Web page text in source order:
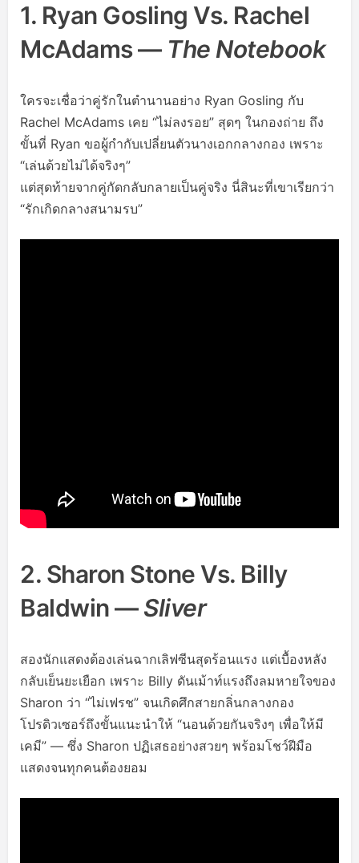
1. Ryan Gosling Vs. Rachel
McAdams — The Notebook
ใครจะเชื่อว่าคู่รักในตำนานอย่าง Ryan Gosling กับ
Rachel McAdams เคย “ไม่ลงรอย” สุดๆ ในกองถ่าย ถึง
ขั้นที่ Ryan ขอผู้กำกับเปลี่ยนตัวนางเอกกลางกอง เพราะ
“เล่นด้วยไม่ได้จริงๆ”
แต่สุดท้ายจากคู่กัดกลับกลายเป็นคู่จริง นี่สินะที่เขาเรียกว่า
“รักเกิดกลางสนามรบ”
2. Sharon Stone Vs. Billy
Baldwin —Sliver
สองนักแสดงต้องเล่นฉากเลิฟซีนสุดร้อนแรง แต่เบื้องหลัง
กลับเย็นยะเยือก เพราะ Billy ดันเม้าท์แรงถึงลมหายใจของ
Sharon ว่า “ไม่เฟรช” จนเกิดศึกสายกลิ่นกลางกอง
โปรดิวเซอร์ถึงขั้นแนะนำให้ “นอนด้วยกันจริงๆ เพื่อให้มี
เคมี” — ซึ่ง Sharon ปฏิเสธอย่างสวยๆ พร้อมโชว์ฝีมือ
แสดงจนทุกคนต้องยอม